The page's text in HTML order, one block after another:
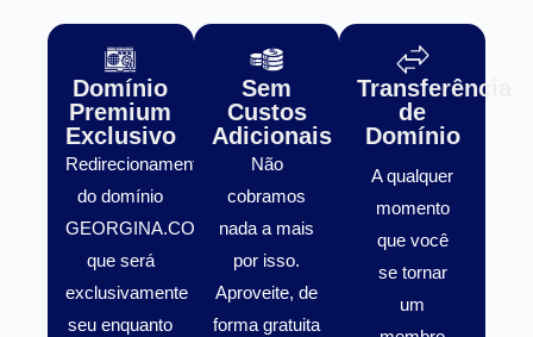
Domínio
Premium
Exclusivo
Redirecionamento
do domínio
GEORGINA.COM.BR
que será
exclusivamente
seu enquanto
Sem
Custos
Adicionais
Não
cobramos
nada a mais
por isso.
Aproveite, de
forma gratuita
Transferência
de
Domínio
A qualquer
momento
que você
se tornar
um